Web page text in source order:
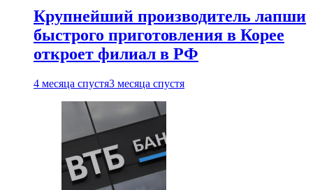
Крупнейший производитель лапши
быстрого приготовления в Корее
откроет филиал в РФ
4 месяца спустя3 месяца спустя